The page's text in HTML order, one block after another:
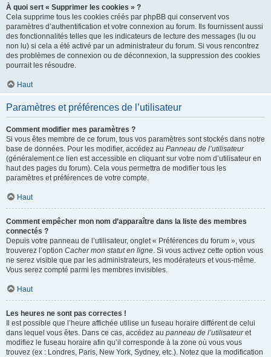
À quoi sert « Supprimer les cookies » ?
Cela supprime tous les cookies créés par phpBB qui conservent vos
paramètres d’authentification et votre connexion au forum. Ils fournissent aussi
des fonctionnalités telles que les indicateurs de lecture des messages (lu ou
non lu) si cela a été activé par un administrateur du forum. Si vous rencontrez
des problèmes de connexion ou de déconnexion, la suppression des cookies
pourrait les résoudre.
Haut
Paramètres et préférences de l’utilisateur
Comment modifier mes paramètres ?
Si vous êtes membre de ce forum, tous vos paramètres sont stockés dans notre
base de données. Pour les modifier, accédez au Panneau de l’utilisateur
(généralement ce lien est accessible en cliquant sur votre nom d’utilisateur en
haut des pages du forum). Cela vous permettra de modifier tous les
paramètres et préférences de votre compte.
Haut
Comment empêcher mon nom d’apparaître dans la liste des membres
connectés ?
Depuis votre panneau de l’utilisateur, onglet « Préférences du forum », vous
trouverez l’option Cacher mon statut en ligne. Si vous activez cette option vous
ne serez visible que par les administrateurs, les modérateurs et vous-même.
Vous serez compté parmi les membres invisibles.
Haut
Les heures ne sont pas correctes !
Il est possible que l’heure affichée utilise un fuseau horaire différent de celui
dans lequel vous êtes. Dans ce cas, accédez au panneau de l’utilisateuret
modifiez le fuseau horaire afin qu’il corresponde à la zone où vous vous
trouvez (ex : Londres, Paris, New York, Sydney, etc.). Notez que la modification